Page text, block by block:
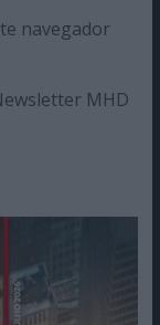
navegador
MHD